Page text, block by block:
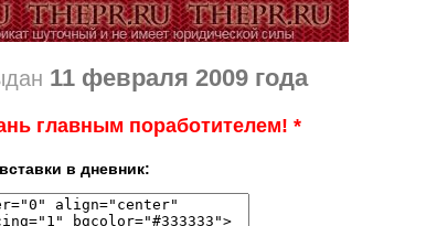
11 февраля 2009 года
главным поработителем! *
в дневник: